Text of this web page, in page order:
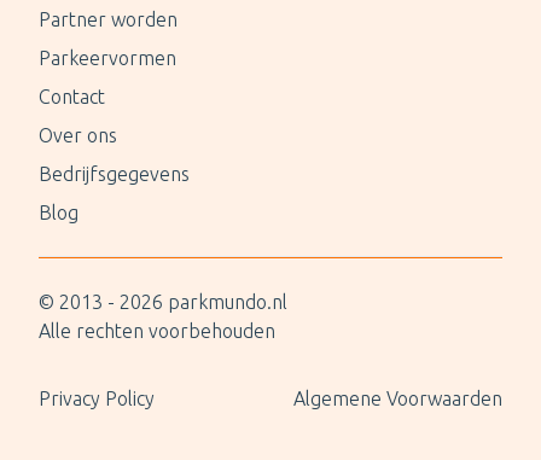
Partner worden
Parkeervormen
Contact
Over ons
Bedrijfsgegevens
Blog
© 2013 - 2026 parkmundo.nl
Alle rechten voorbehouden
Privacy Policy Algemene Voorwaarden